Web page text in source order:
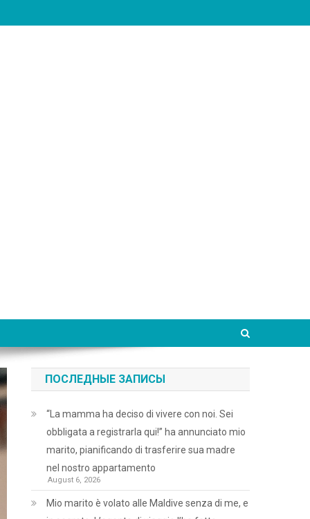
ПОСЛЕДНЫЕ ЗАПИСЫ
“La mamma ha deciso di vivere con noi. Sei
obbligata a registrarla qui!” ha annunciato mio
marito, pianificando di trasferire sua madre
nel nostro appartamento
August 6, 2026
Mio marito è volato alle Maldive senza di me, e